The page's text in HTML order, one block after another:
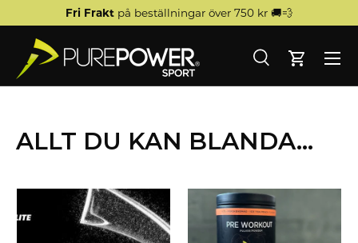
HOPPA TILL INNEHÅLL
Fri Fraktpå beställningar över 750 kr 🚚💨
Sökning
SökningKort
Meny
Hem
ALLT DU KAN BLANDA...